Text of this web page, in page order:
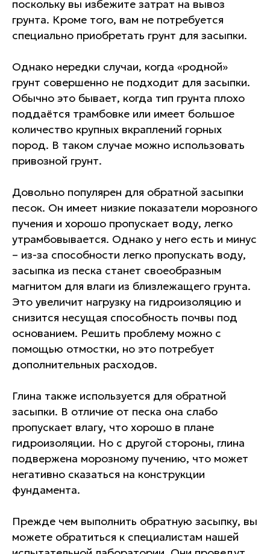
поскольку вы избежите затрат на вывоз
грунта. Кроме того, вам не потребуется
специально приобретать грунт для засыпки.
Однако нередки случаи, когда «родной»
грунт совершенно не подходит для засыпки.
Обычно это бывает, когда тип грунта плохо
поддаётся трамбовке или имеет большое
количество крупных вкраплений горных
пород. В таком случае можно использовать
привозной грунт.
Довольно популярен для обратной засыпки
песок. Он имеет низкие показатели морозного
пучения и хорошо пропускает воду, легко
утрамбовывается. Однако у него есть и минус
– из-за способности легко пропускать воду,
засыпка из песка станет своеобразным
магнитом для влаги из близлежащего грунта.
Это увеличит нагрузку на гидроизоляцию и
снизится несущая способность почвы под
основанием. Решить проблему можно с
помощью отмостки, но это потребует
дополнительных расходов.
Глина также используется для обратной
засыпки. В отличие от песка она слабо
пропускает влагу, что хорошо в плане
гидроизоляции. Но с другой стороны, глина
подвержена морозному пучению, что может
негативно сказаться на конструкции
фундамента.
Прежде чем выполнить обратную засыпку, вы
можете обратиться к специалистам нашей
Несколько причин, почему стоит
выбрать именно наш
испытательный центр
ПОЧЕМУ ВЫБИРАЮТ
НАС?
Гарантии